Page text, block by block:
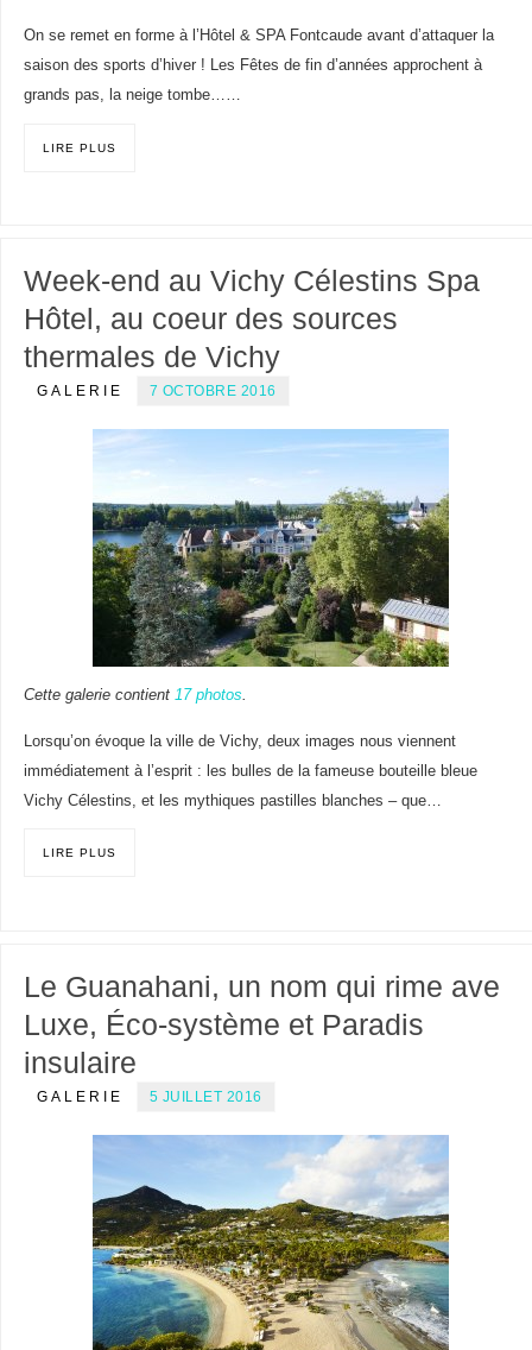
On se remet en forme à l’Hôtel & SPA Fontcaude avant d’attaquer la
saison des sports d’hiver ! Les Fêtes de fin d’années approchent à
grands pas, la neige tombe……
LIRE PLUS
Week-end au Vichy Célestins Spa
Hôtel, au coeur des sources
thermales de Vichy
GALERIE 7 OCTOBRE 2016
Cette galerie contient 17 photos.
Lorsqu’on évoque la ville de Vichy, deux images nous viennent
immédiatement à l’esprit : les bulles de la fameuse bouteille bleue
Vichy Célestins, et les mythiques pastilles blanches – que…
LIRE PLUS
Le Guanahani, un nom qui rime ave
Luxe, Éco-système et Paradis
insulaire
GALERIE 5 JUILLET 2016